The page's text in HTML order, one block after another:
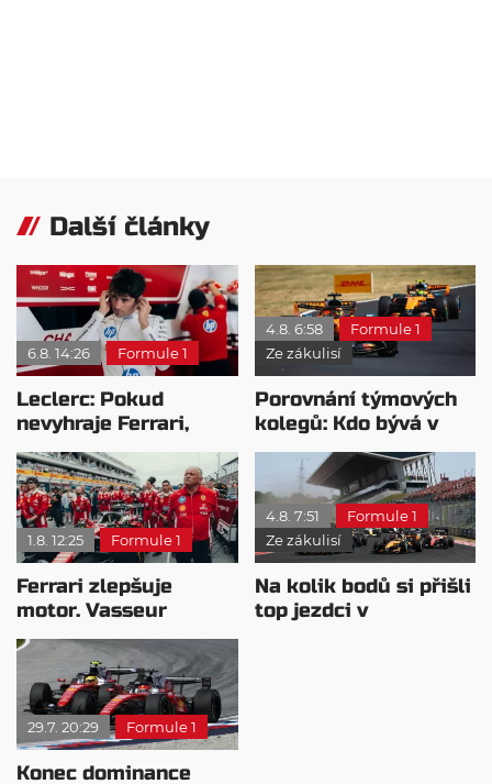
Další články
6.8. 14:26 Formule 1
Leclerc: Pokud
nevyhraje Ferrari,
přeji titul
Antonellimu
4.8. 6:58
Formule 1
Ze zákulisí
Porovnání týmových
kolegů: Kdo bývá v
sobotu nejrychlejší?
1.8. 12:25 Formule 1
Ferrari zlepšuje
motor. Vasseur
chystá útok na
Mercedes
4.8. 7:51
Formule 1
Ze zákulisí
Na kolik bodů si přišli
top jezdci v
29.7. 20:29 Formule 1
Konec dominance